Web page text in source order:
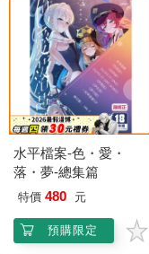
水平檔案-色・愛・
落・夢-總集篇
特價 480 元
預購限定